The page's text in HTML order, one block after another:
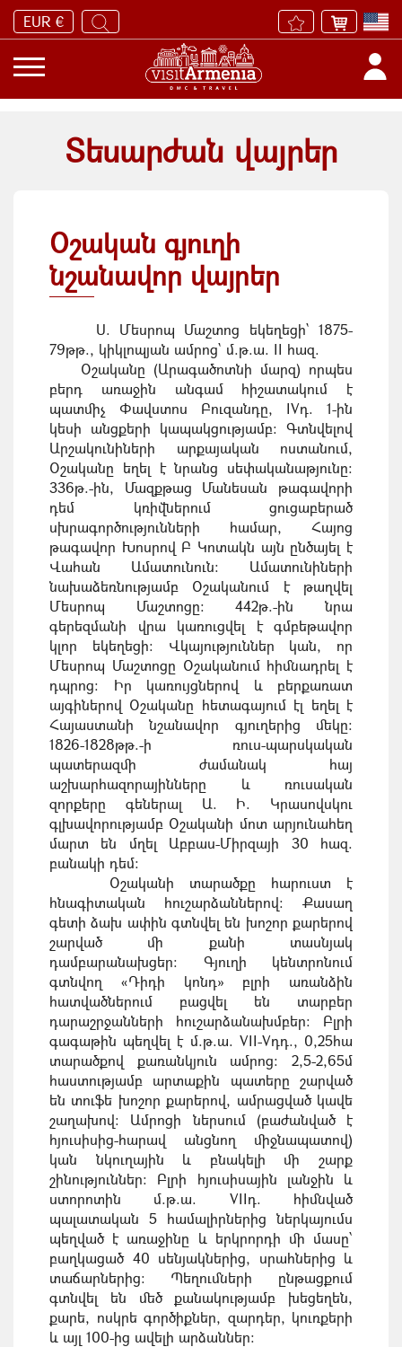
EUR €
Տեսարժան վայրեր
Օշական գյուղի
նշանավոր վայրեր
Ս. Մեսրոպ Մաշտոց եկեղեցի` 1875-
79թթ., կիկլոպյան ամրոց` մ.թ.ա. II հազ.
Օշականը (Արագածոտնի մարզ) որպես
բերդ առաջին անգամ հիշատակում է
պատմիչ Փավստոս Բուզանդը, IVդ. 1-ին
կեսի անցքերի կապակցությամբ։ Գտնվելով
Արշակունիների արքայական ոստանում,
Օշականը եղել է նրանց սեփականաթյունը։
336թ.-ին, Մազքթաց Մանեսան թագավորի
դեմ կռիվներում ցուցաբերած
սխրագործությունների համար, Հայոց
թագավոր Խոսրով Բ Կոտակն այն ընծայել է
Վահան Ամատունուն։ Ամատունիների
նախաձեռնությամբ Օշականում է թաղվել
Մեսրոպ Մաշտոցը։ 442թ.-ին նրա
գերեզմանի վրա կառուցվել է գմբեթավոր
կլոր եկեղեցի։ Վկայություններ կան, որ
Մեսրոպ Մաշտոցը Օշականում հիմնադրել է
դպրոց։ Իր կառույցներով և բերքառատ
այգիներով Օշականը հետագայում էլ եղել է
Հայաստանի նշանավոր գյուղերից մեկը։
1826-1828թթ.-ի ռուս-պարսկական
պատերազմի ժամանակ հայ
աշխարհազորայինները և ռուսական
զորքերը գեներալ Ա. Ի. Կրասովսկու
գլխավորությամբ Օշականի մոտ արյունահեղ
մարտ են մղել Աբբաս-Միրզայի 30 հազ.
բանակի դեմ:
Օշականի տարածքը հարուստ է
հնագիտական հուշարձաններով։ Քասաղ
գետի ձախ ափին գտնվել են խոշոր քարերով
շարված մի քանի տասնյակ
դամբարանախցեր։ Գյուղի կենտրոնում
գտնվող «Դիդի կոնդ» բլրի առանձին
հատվածներում բացվել են տարբեր
դարաշրջանների հուշարձանախմբեր։ Բլրի
գագաթին պեղվել է մ.թ.ա. VII-Vդդ., 0,25հա
տարածքով քառանկյուն ամրոց։ 2,5-2,65մ
հաստությամբ արտաքին պատերը շարված
են տուֆե խոշոր քարերով, ամրացված կավե
շաղախով։ Ամրոցի ներսում (բաժանված է
հյուսիսից-հարավ անցնող միջնապատով)
կան նկուղային և բնակելի մի շարք
շինություններ։ Բլրի հյուսիսային լանջին և
ստորոտին մ.թ.ա. VIIդ. հիմնված
պալատական 5 համալիրներից ներկայումս
պեղված է առաջինը և երկրորդի մի մասը՝
բաղկացած 40 սենյակներից, սրահներից և
տաճարներից։ Պեղումների ընթացքում
գտնվել են մեծ քանակությամբ խեցեղեն,
քարե, ոսկրե գործիքներ, զարդեր, կուռքերի
և այլ 100-ից ավելի արձաններ։